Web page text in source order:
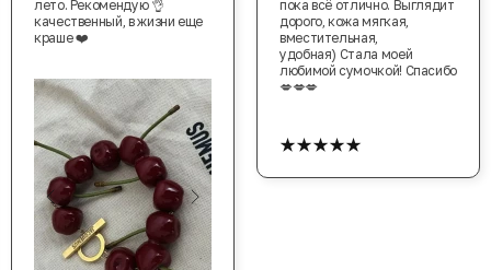
лето. Рекомендую 👌
качественный, в жизни еще
краше ❤️
пока всё отлично. Выглядит
дорого, кожа мягкая,
вместительная,
удобная) Стала моей
любимой сумочкой! Спасибо
💋💋💋
★★★★★